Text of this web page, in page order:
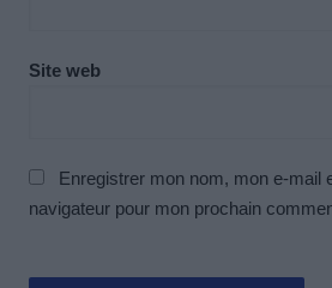
Site web
Enregistrer mon nom, mon e-mail
navigateur pour mon prochain